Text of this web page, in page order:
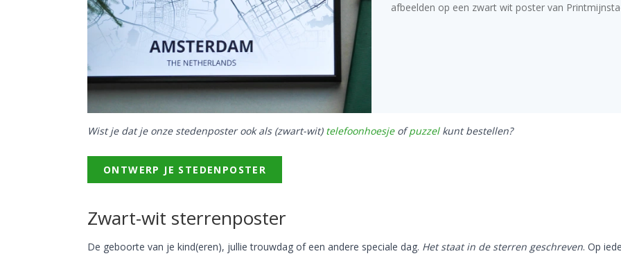
afbeelden op een zwart wit poster van
Wist je dat je onze stedenposter ook als (zwart-wit) telefoonhoesjeofpuzzelkunt bestellen?
ONTWERP JE STEDENPOSTER
Zwart-wit sterrenposter
De geboorte van je kind(eren), jullie trouwdag of een andere speciale dag. Het staat in de sterren geschreven. Op